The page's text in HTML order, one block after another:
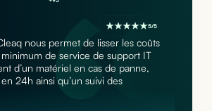
5/5
nous permet de lisser les coûts
minimum de service de support IT
d’un matériel en cas de panne,
24h ainsi qu’un suivi des